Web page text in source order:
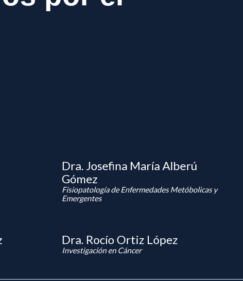
Dra. Josefina María Alberú
Gómez
Fisiopatología de Enfermedades Metóbolicas y
Emergentes
Dra. Rocío Ortiz López
Investigación en Cáncer